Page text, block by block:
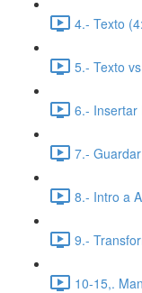
4.- Texto
5.- Texto
6.- Insertar
7.-
8.- Intro a
9.-
10-15,.